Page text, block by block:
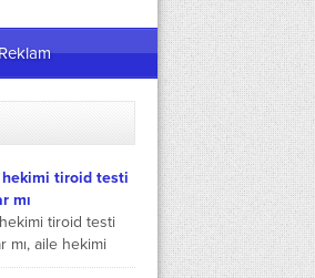
tiroid testi
mı
tiroid testi
mı, aile hekimi
ilacı yazar mı ve